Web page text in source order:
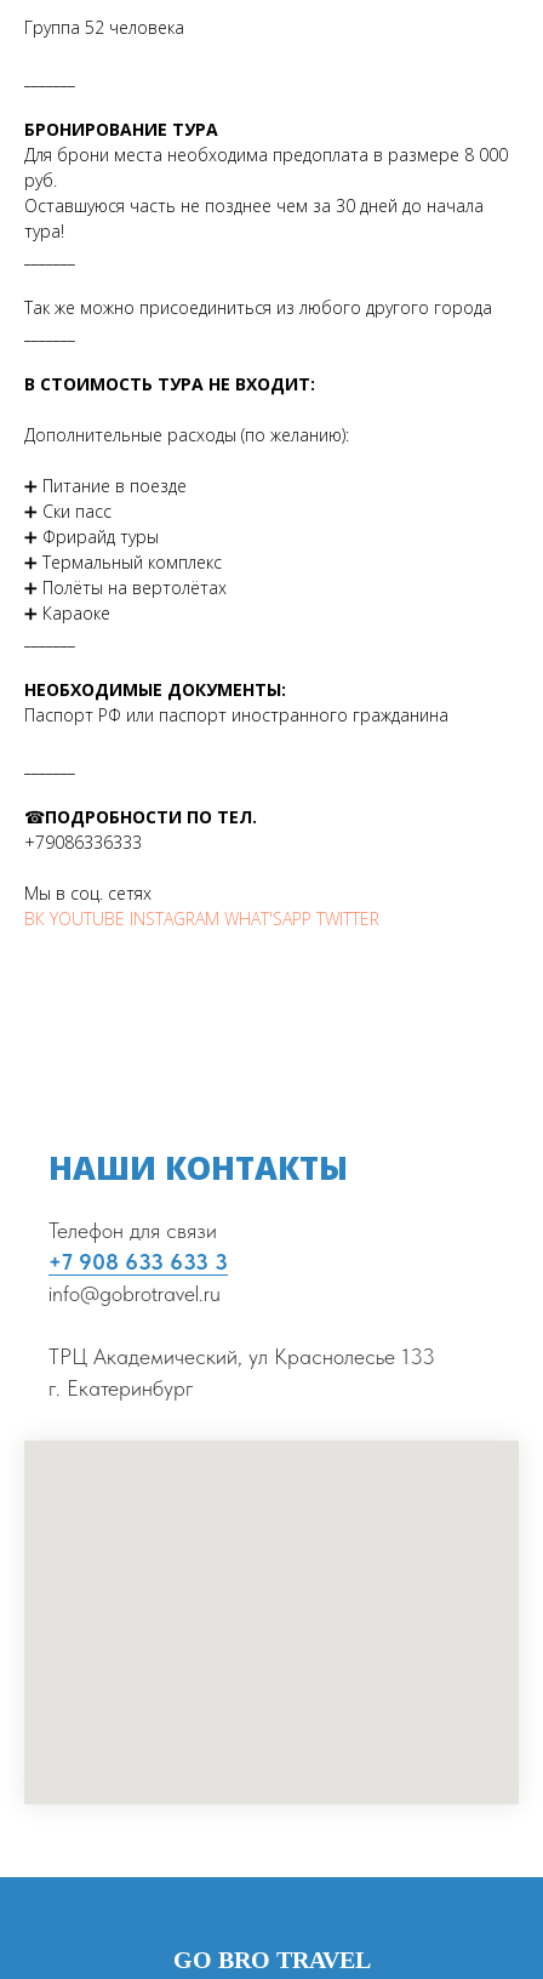
Группа 52 человека
БРОНИРОВАНИЕ ТУРА
Для брони места необходима предоплата в размере 8 000
руб.
Оставшуюся часть не позднее чем за 30 дней до начала
тура!
Так же можно присоединиться из любого другого города
В СТОИМОСТЬ ТУРА НЕ ВХОДИТ:
Дополнительные расходы (по желанию):
➕ Питание в поезде
➕ Ски пасс
➕ Фрирайд туры
➕ Термальный комплекс
➕ Полёты на вертолётах
➕ Караоке
НЕОБХОДИМЫЕ ДОКУМЕНТЫ:
Паспорт РФ или паспорт иностранного гражданина
☎ПОДРОБНОСТИ ПО ТЕЛ.
+79086336333
Мы в соц. сетях
ВК YOUTUBE INSTAGRAM WHAT'SAPP TWITTER
НАШИ КОНТАКТЫ
Телефон для связи
+7 908 633 633 3
info@gobrotravel.ru
ТРЦ Академический, ул Краснолесье 133
г. Екатеринбург
GO BRO TRAVEL